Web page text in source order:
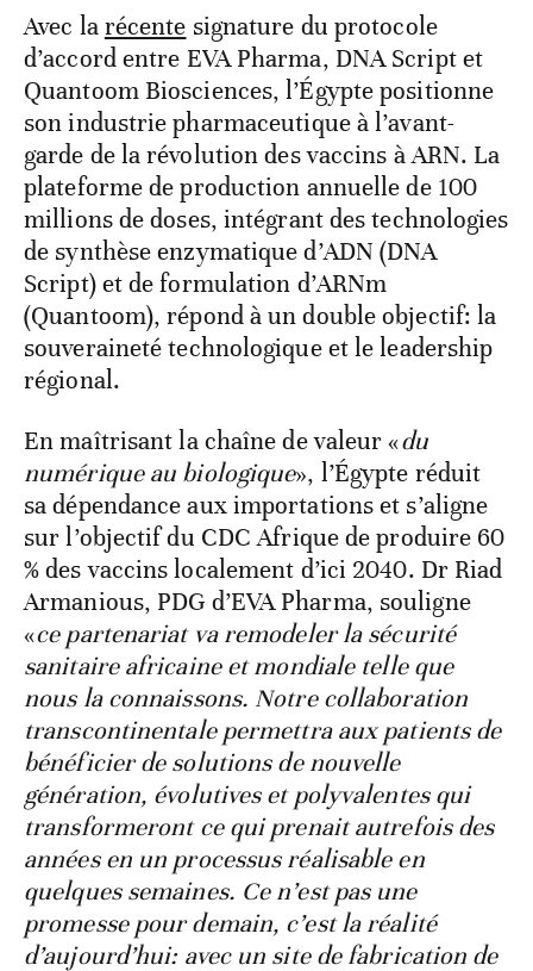
Avec larécente signature du protocole
d’accord entre EVA Pharma, DNA Script et
Quantoom Biosciences, l’Égypte positionne
son industrie pharmaceutique à l’avant-
garde de la révolution des vaccins à ARN. La
plateforme de production annuelle de 100
millions de doses, intégrant des technologies
de synthèse enzymatique d’ADN (DNA
Script) et de formulation d’ARNm
(Quantoom), répond à un double objectif: la
souveraineté technologique et le leadership
régional.
En maîtrisant la chaîne de valeur «du
numérique au biologique», l’Égypte réduit
sa dépendance aux importations et s’aligne
sur l’objectif du CDC Afrique de produire 60
% des vaccins localement d’ici 2040. Dr Riad
Armanious, PDG d’EVA Pharma, souligne
«ce partenariat va remodeler la sécurité
sanitaire africaine et mondiale telle que
nous la connaissons. Notre collaboration
transcontinentale permettra aux patients de
bénéficier de solutions de nouvelle
génération, évolutives et polyvalentes qui
transformeront ce qui prenait autrefois des
années en un processus réalisable en
quelques semaines. Ce n’est pas une
promesse pour demain, c’est la réalité
d’aujourd’hui: avec un site de fabrication de